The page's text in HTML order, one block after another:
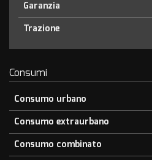
Garanzia
Trazione
Consumi
Consumo urbano
Consumo extraurbano
Consumo combinato